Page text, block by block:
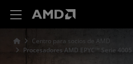
Centro para socios de AMD
Procesadores AMD EPYC™ Serie 4005